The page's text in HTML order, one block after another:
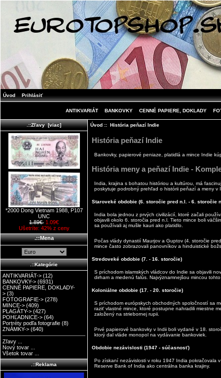
Úvod Prihlásiť
ANTIKVARIÁT BANKOVKY CENNÉ PAPIERE, DOKLADY
.::Zľavy [viac]
*2000 Dong Vietnam 1988, P107
UNC
1.89€ 1.09€
Ušetríte: 42% z ceny
.::Mena
.::Kategórie
ANTIKVARIÁT-> (12)
BANKOVKY-> (6931)
CENNÉ PAPIERE, DOKLADY-
> (3)
FOTOGRAFIE-> (278)
MINCE-> (409)
PLAGÁTY-> (427)
POHĽADNICE-> (64)
Portréty podľa fotografie (8)
ZNÁMKY-> (640)
Zľavy ...
Nový tovar ...
Všetok tovar ...
.::Reklama
Úvod:: História peňazí Indie
História peňazí Indie
Bankovky, papierové peniaze, platidlá a mince Indie
História meny a peňazí Indie -
India , krajina s bohatou históriou a kultúrou, má
poskytuje podrobný prehľad o histórii peňazí a meny
Staroveké obdobie (6. storočie pred n.l. - 6. storočie
India bola jednou z prvých civilizácií, ktoré začali
objavili okolo 6. storočia pred n.l. Tieto mince boli
sa používali aj mušle kauri ako platidlo.
Počas vlády dynastií Maurjov a Guptov (4. storočie
mince často zobrazovali panovníkov a hinduistické
Stredoveké obdobie (7. - 16. storočie)
S príchodom islamských vládcov do Indie sa objavili
dirham a medenú falús. Najvýznamnejšou mincou
Koloniálne obdobie (17. - 20. storočie)
S príchodom európskych obchodných spoločností sa
raziť vlastné mince, ktoré postupne nahradili miestne
založený na striebornej rupii.
Prvé papierové bankovky v Indii boli vydané v 18.
ktorý dal vláde monopol na vydávanie bankoviek.
Obdobie nezávislosti (1947 - súčasnosť)
Po získaní nezávislosti v roku 1947 India pokračovala
Reserve Bank of India ako centrálna banka krajiny.